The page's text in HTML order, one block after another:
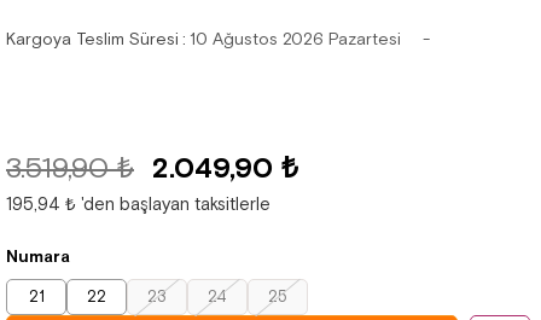
Kargoya Teslim Süresi : 10 Ağustos 2026 Pazartesi
3.519,90 ₺ 2.049,90 ₺
195,94 ₺ 'den başlayan taksitlerle
Numara
21 22 23 24 25